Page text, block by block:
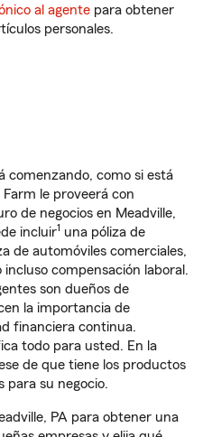
al agente para obtener
personales.
comenzando, como si está
le proveerá con
de negocios en Meadville,
incluir1 una póliza de
de automóviles comerciales,
compensación laboral.
son dueños de
la importancia de
financiera continua.
todo para usted. En la
de que tiene los productos
para su negocio.
PA para obtener una